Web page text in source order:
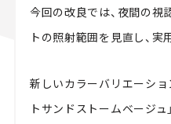
今回の改良では、夜間の視
トの照射範囲を見直し、実
新しいカラーバリエーショ
トサンドストームベージュ